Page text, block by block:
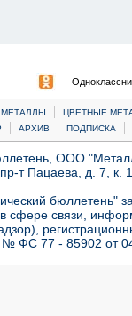
|
ЦВЕТНЫЕ
| АРХИВ | ПОДПИСКА |
ООО
т Пацаева, д. 7,
бюллетень"
сфере связи,
ФС 77 - 85902 от 04